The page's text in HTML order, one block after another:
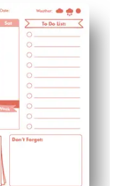
يمكنك الحصول على
قابلة للطباعة
خيار قابل لإعادة
يساعد التصميم